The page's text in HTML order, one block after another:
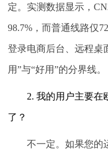
定。实测数据显示，
98.7%，而普通线路仅
登录电商后台、远程桌
用”与“好用”的分界线。
2. 我的用户主要在
了？
不一定。如果您的